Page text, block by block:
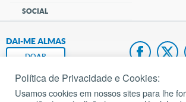
SOCIAL
DAI-ME ALMAS
DOAR
Fundação João Paulo II
Política de Privacidade e Cookies:
Usamos cookies em nossos sites para lhe